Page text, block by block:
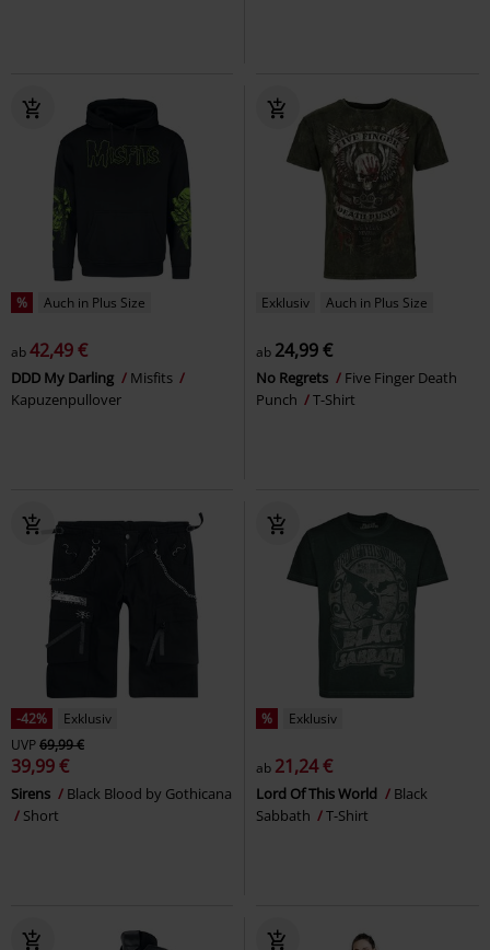
% Auch in Plus Size
ab42,49 €
DDD My Darling
Misfits
Kapuzenpullover
Exklusiv Auch in Plus Size
ab 24,99 €
No Regrets
Five Finger Death
Punch
T-Shirt
-42%
Exklusiv
UVP69,99 €
39,99 €
Sirens
Black Blood by Gothicana
Short
% Exklusiv
ab 21,24 €
Lord Of This World
Black
Sabbath
T-Shirt